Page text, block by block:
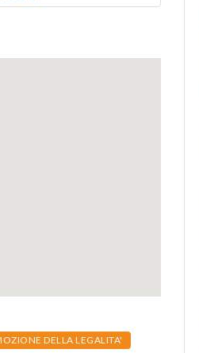
DELLA LEGALITA'